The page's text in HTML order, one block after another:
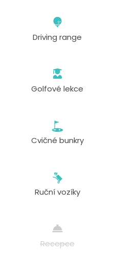
Driving range
Golfové lekce
Cvičné bunkry
Ruční vozíky
Recepce